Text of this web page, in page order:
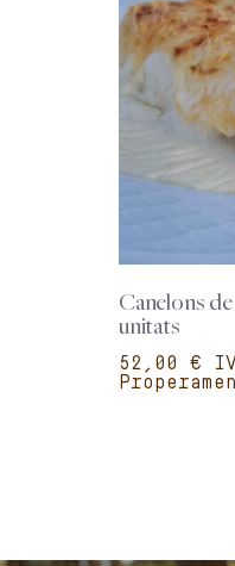
Canelons
unitats
€